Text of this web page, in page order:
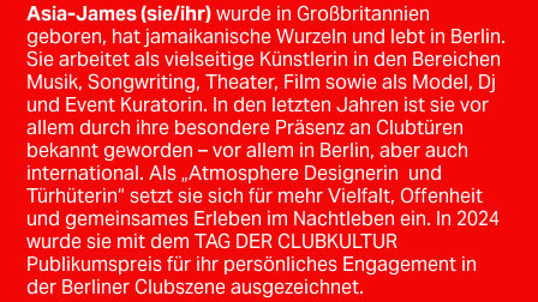
Asia-James (sie/ihr) wurde in Großbritannien
geboren, hat jamaikanische Wurzeln und lebt in Berlin.
Sie arbeitet als vielseitige Künstlerin in den Bereichen
Musik, Songwriting, Theater, Film sowie als Model, Dj
und Event Kuratorin. In den letzten Jahren ist sie vor
allem durch ihre besondere Präsenz an Clubtüren
bekannt geworden – vor allem in Berlin, aber auch
international. Als „Atmosphere Designerin und
Türhüterin“ setzt sie sich für mehr Vielfalt, Offenheit
und gemeinsames Erleben im Nachtleben ein. In 2024
wurde sie mit dem TAG DER CLUBKULTUR
Publikumspreis für ihr persönliches Engagement in
der Berliner Clubszene ausgezeichnet.